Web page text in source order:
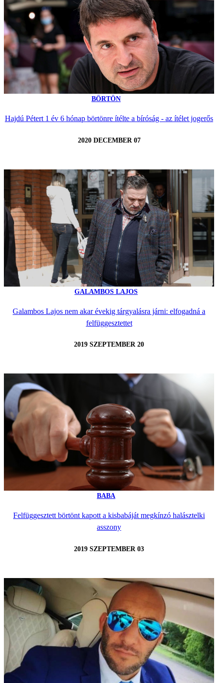
BÖRTÖN
Hajdú Pétert 1 év 6 hónap börtönre ítélte a bíróság - az ítélet jogerős
2020 DECEMBER 07
GALAMBOS LAJOS
Galambos Lajos nem akar évekig tárgyalásra járni: elfogadná a
felfüggesztettet
2019 SZEPTEMBER 20
BABA
Felfüggesztett börtönt kapott a kisbabáját megkínzó halásztelki
asszony
2019 SZEPTEMBER 03